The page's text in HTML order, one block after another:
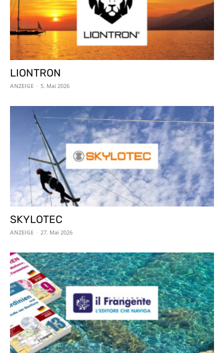
LIONTRON
ANZEIGE - 5. Mai 2026
SKYLOTEC
ANZEIGE - 27. Mai 2026